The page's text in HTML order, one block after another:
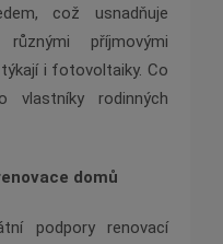
což usnadňuje
příjmovými
i fotovoltaiky. Co
vlastníky rodinných
domů
podpory renovací